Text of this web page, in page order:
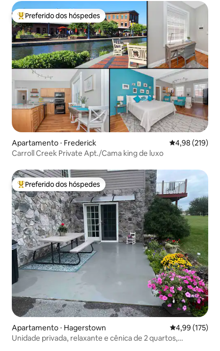
Entre os melhores preferidos dos hóspedes
Preferido dos hóspedes
Apartamento ⋅ Frederick 4,98 de uma
4,98 (219)
Carroll Creek Private Apt./Cama king de luxo
Entre os melhores preferidos dos hóspedes
Preferido dos hóspedes
Apartamento ⋅ Hagerstown 4,99 de uma
4,99 (175)
Unidade privada, relaxante e cênica de 2 quartos,